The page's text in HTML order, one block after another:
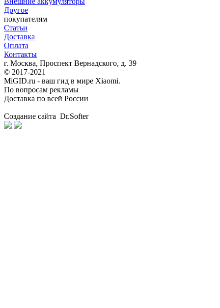
Другое
покупателям
Статьи
Доставка
Оплата
Контакты
г. Москва, Проспект Вернадского, д. 39
© 2017-2021
MiGID.ru - ваш гид в мире Xiaomi.
По вопросам рекламы
Доставка по всей России
Создание сайта Dr.Softer